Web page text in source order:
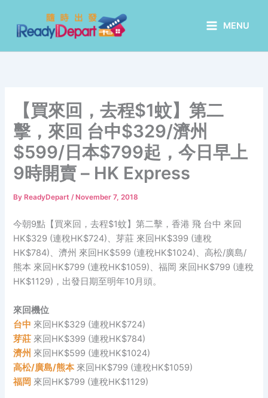
content
MENU
【買來回，去程$1蚊】第二
擊，來回 台中$329/濟州
$599/日本$799起，今日早上
9時開賣 – HK Express
By ReadyDepart/ November 7, 2018
今朝9點【買來回，去程$1蚊】第二擊，香港 飛 台中 來回
HK$329 (連稅HK$724)、芽莊 來回HK$399 (連稅
HK$784)、濟州 來回HK$599 (連稅HK$1024)、高松/廣島/
熊本 來回HK$799 (連稅HK$1059)、福岡 來回HK$799 (連稅
HK$1129)，出發日期至明年10月頭。
來回機位
台中 來回HK$329 (連稅HK$724)
芽莊 來回HK$399 (連稅HK$784)
濟州 來回HK$599 (連稅HK$1024)
高松/廣島/熊本 來回HK$799 (連稅HK$1059)
福岡 來回HK$799 (連稅HK$1129)